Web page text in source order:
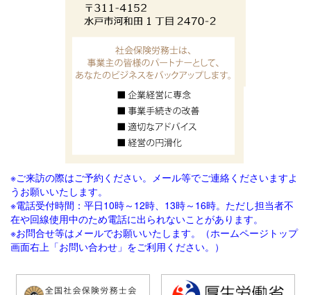
※ご来訪の際はご予約ください。メール等でご連絡くださいますよ
うお願いいたします。
※電話受付時間：平日10時～12時、13時～16時。ただし担当者不
在や回線使用中のため電話に出られないことがあります。
※お問合せ等はメールでお願いいたします。（ホームページトップ
画面右上「お問い合わせ」をご利用ください。）